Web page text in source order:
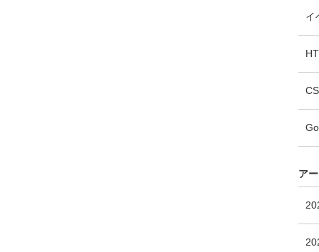
イ
ア